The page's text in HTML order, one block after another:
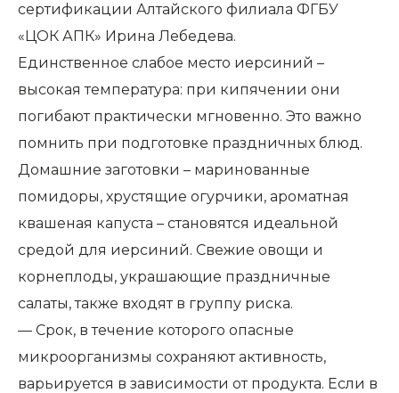
сертификации Алтайского филиала ФГБУ
«ЦОК АПК» Ирина Лебедева.
Единственное слабое место иерсиний –
высокая температура: при кипячении они
погибают практически мгновенно. Это важно
помнить при подготовке праздничных блюд.
Домашние заготовки – маринованные
помидоры, хрустящие огурчики, ароматная
квашеная капуста – становятся идеальной
средой для иерсиний. Свежие овощи и
корнеплоды, украшающие праздничные
салаты, также входят в группу риска.
— Срок, в течение которого опасные
микроорганизмы сохраняют активность,
варьируется в зависимости от продукта. Если в